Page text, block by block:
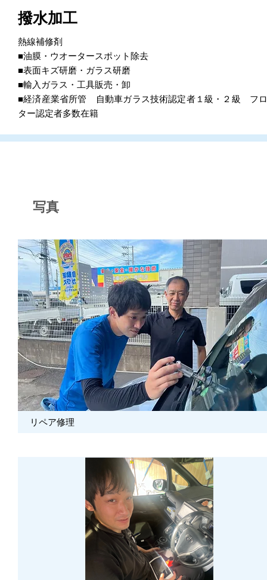
撥水加工
熱線補修剤
■油膜・ウオータースポット除去
■表面キズ研磨・ガラス研磨
■輸入ガラス・工具販売・卸
■経済産業省所管 自動車ガラス技術認定者１級・２級 フ
ター認定者多数在籍
写真
リペア修理